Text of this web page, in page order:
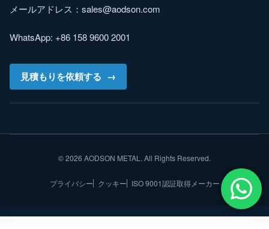
メールアドレス： sales@aodson.com
WhatsApp: +86 158 9600 2001
見積もりを依頼する
© 2026 AODSON METAL. All Rights Reserved.
プライバシー クッキー ISO 9001認証取得メーカー